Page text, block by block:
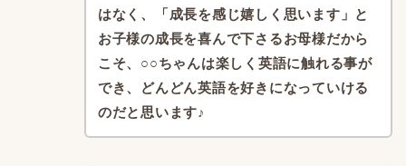
はなく、
「成長を感じ嬉しく思います」 と
お子様の成長を喜んで下さるお母様だから
こそ、 ○○ちゃんは楽しく英語に触れる事が
でき、
どんどん英語を好きになっていける
のだと思います♪